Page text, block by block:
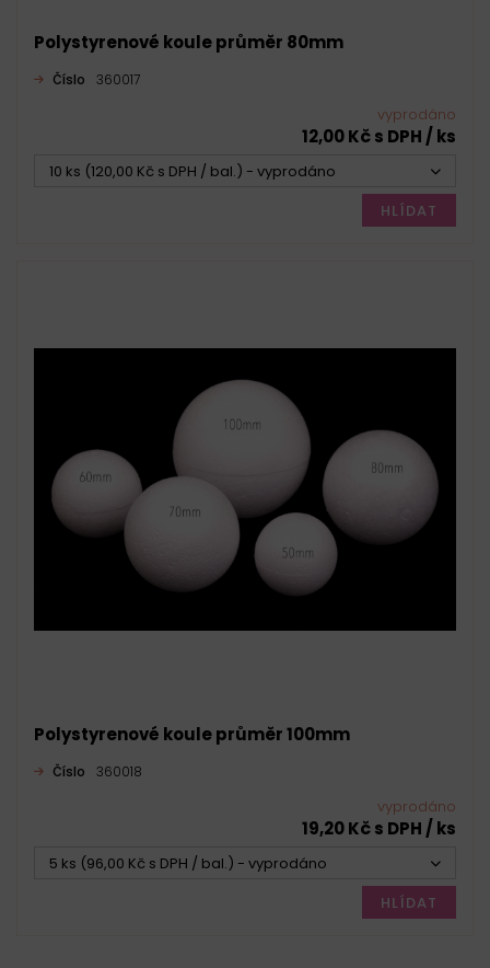
Polystyrenové koule průměr 80mm
Číslo 360017
vyprodáno
12,00 Kč s DPH / ks
10 ks (120,00 Kč s DPH / bal.) - vyprodáno
HLÍDAT
Polystyrenové koule průměr 100mm
Číslo 360018
vyprodáno
19,20 Kč s DPH / ks
5 ks (96,00 Kč s DPH / bal.) - vyprodáno
HLÍDAT